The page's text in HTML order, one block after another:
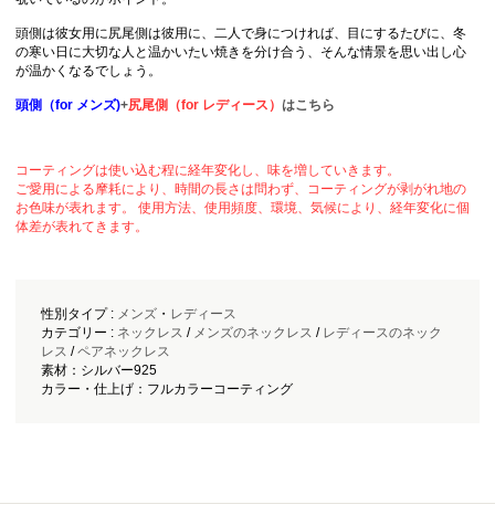
頭側は彼女用に尻尾側は彼用に、二人で身につければ、目にするたびに、冬
の寒い日に大切な人と温かいたい焼きを分け合う、そんな情景を思い出し心
が温かくなるでしょう。
頭側（for メンズ)+尻尾側（for レディース） はこちら
コーティングは使い込む程に経年変化し、味を増していきます。
ご愛用による摩耗により、時間の長さは問わず、コーティングが剥がれ地の
お色味が表れます。 使用方法、使用頻度、環境、気候により、経年変化に個
体差が表れてきます。
性別タイプ : メンズ・ レディース
カテゴリー : ネックレス / メンズのネックレス / レディースのネック
レス /ペアネックレス
素材：シルバー925
カラー・仕上げ：フルカラーコーティング